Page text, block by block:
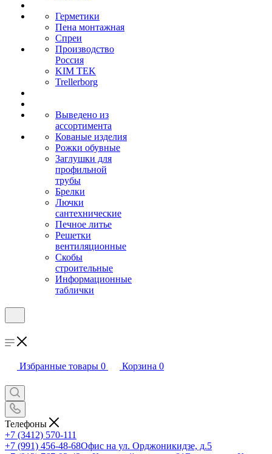
Герметики
Пена монтажная
Спреи
Производство
Россия
KIM TEK
Trellerborg
Выведено из
ассортимента
Кованые изделия
Рожки обувные
Заглушки для
профильной
трубы
Брелки
Лючки
сантехнические
Печное литье
Решетки
вентиляционные
Скобы
строительные
Информационные
таблички
Избранные товары 0 Корзина 0
Телефоны
+7 (3412) 570-111
+7 (991) 456-48-68Офис на ул. Орджоникидзе, д.5